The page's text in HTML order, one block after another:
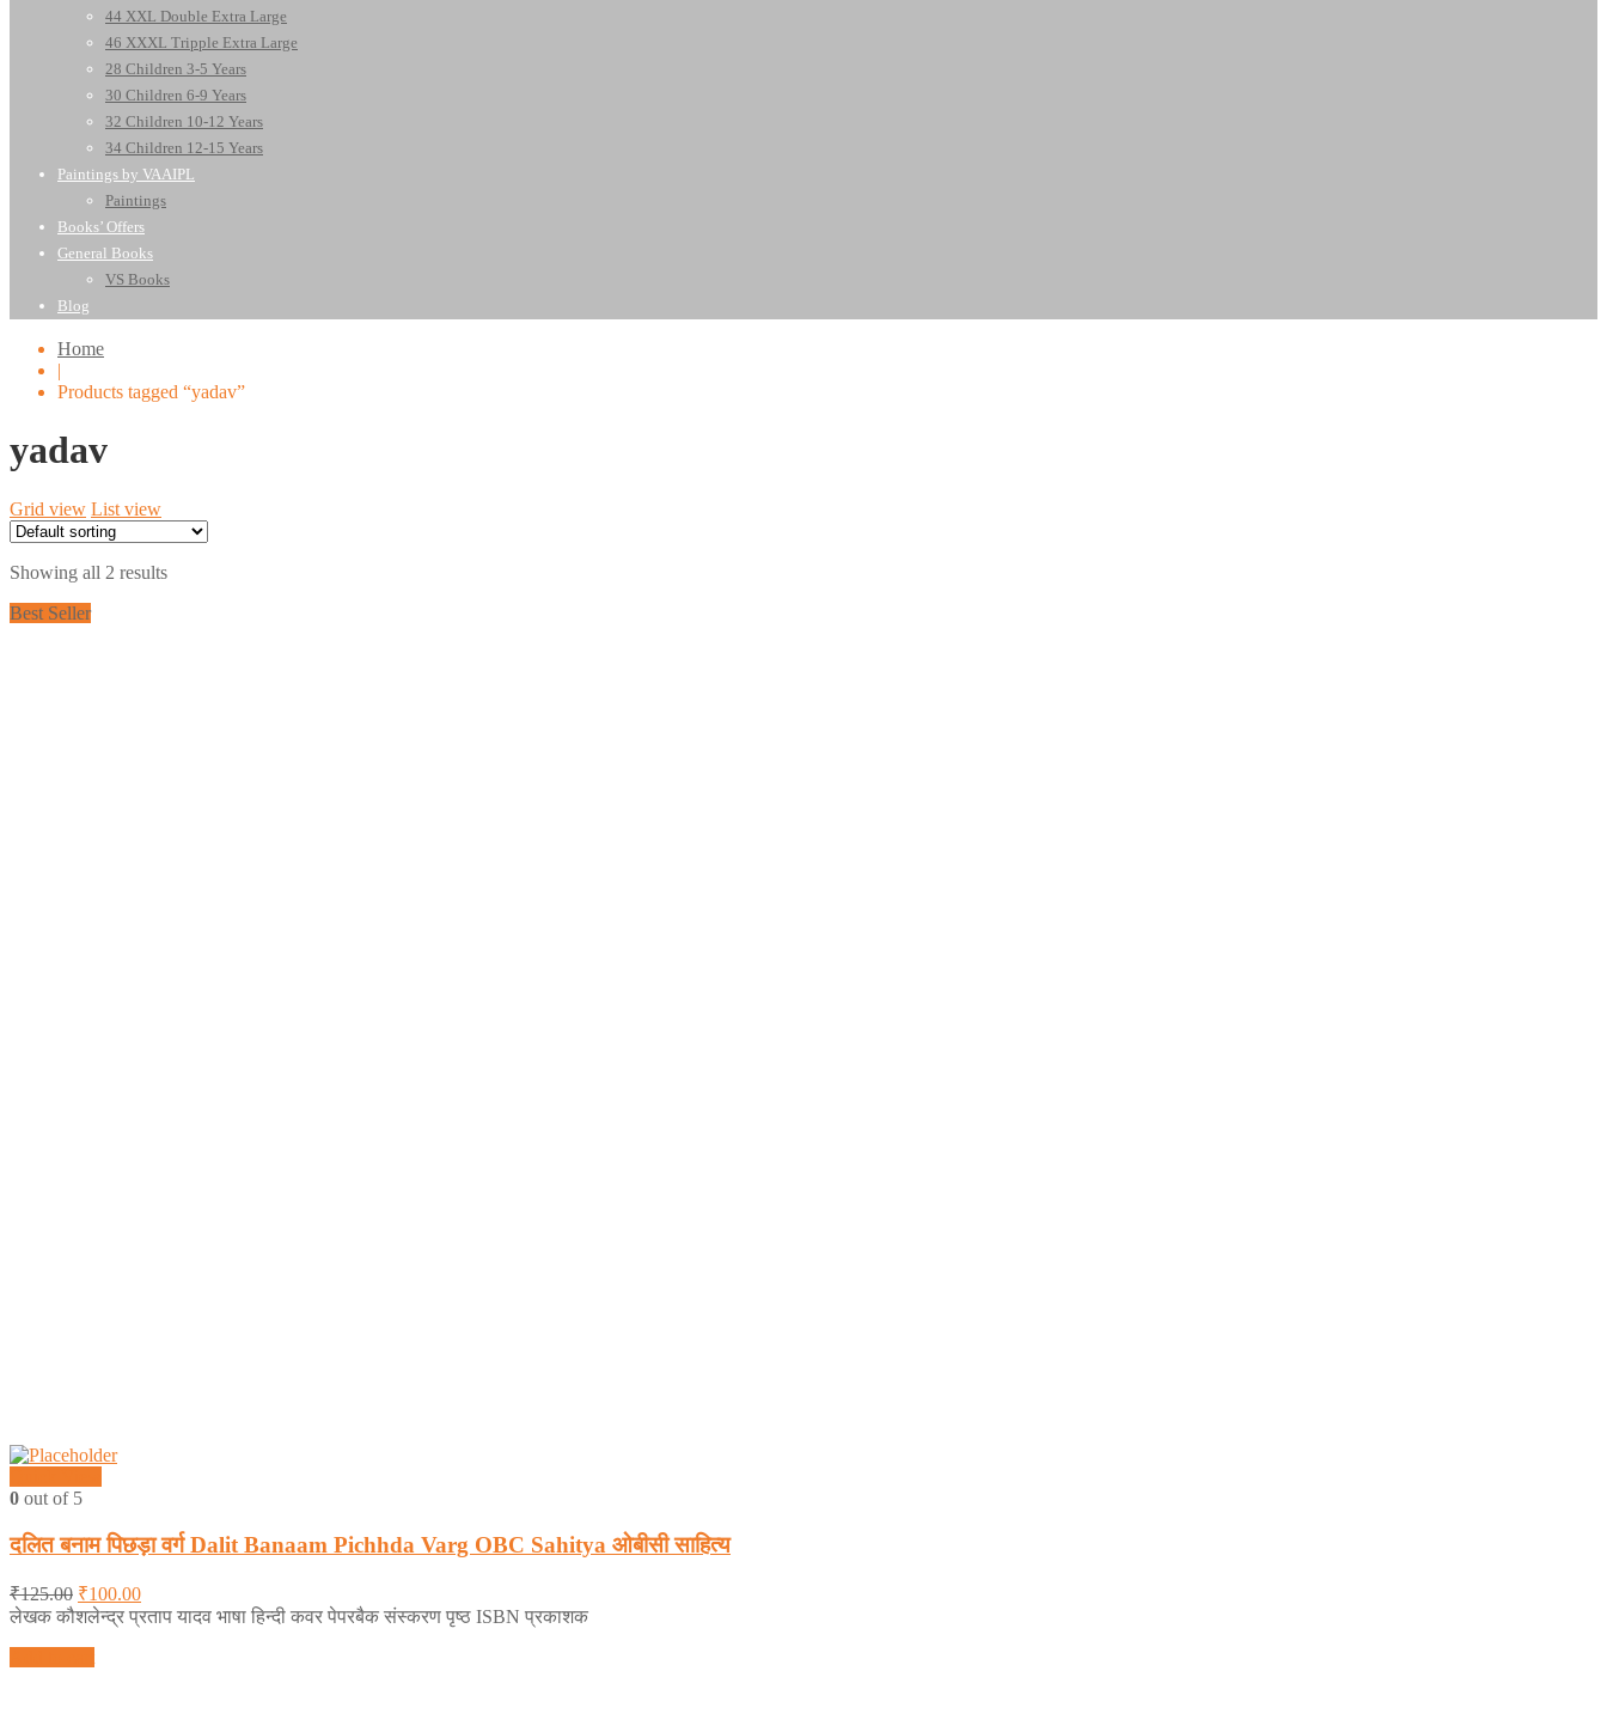
44 XXL Double Extra Large
46 XXXL Tripple Extra Large
28 Children 3-5 Years
30 Children 6-9 Years
32 Children 10-12 Years
34 Children 12-15 Years
Paintings by VAAIPL
Paintings
Books’ Offers
General Books
VS Books
Blog
Home
|
Products tagged “yadav”
yadav
Grid view List view
Showing all 2 results
Best Seller
0 out of 5
दलित बनाम पिछड़ा वर्ग Dalit Banaam Pichhda Varg OBC Sahitya ओबीसी साहित्य
₹125.00 ₹100.00
लेखक कौशलेन्द्र प्रताप यादव भाषा हिन्दी कवर पेपरबैक संस्करण पृष्ठ ISBN प्रकाशक